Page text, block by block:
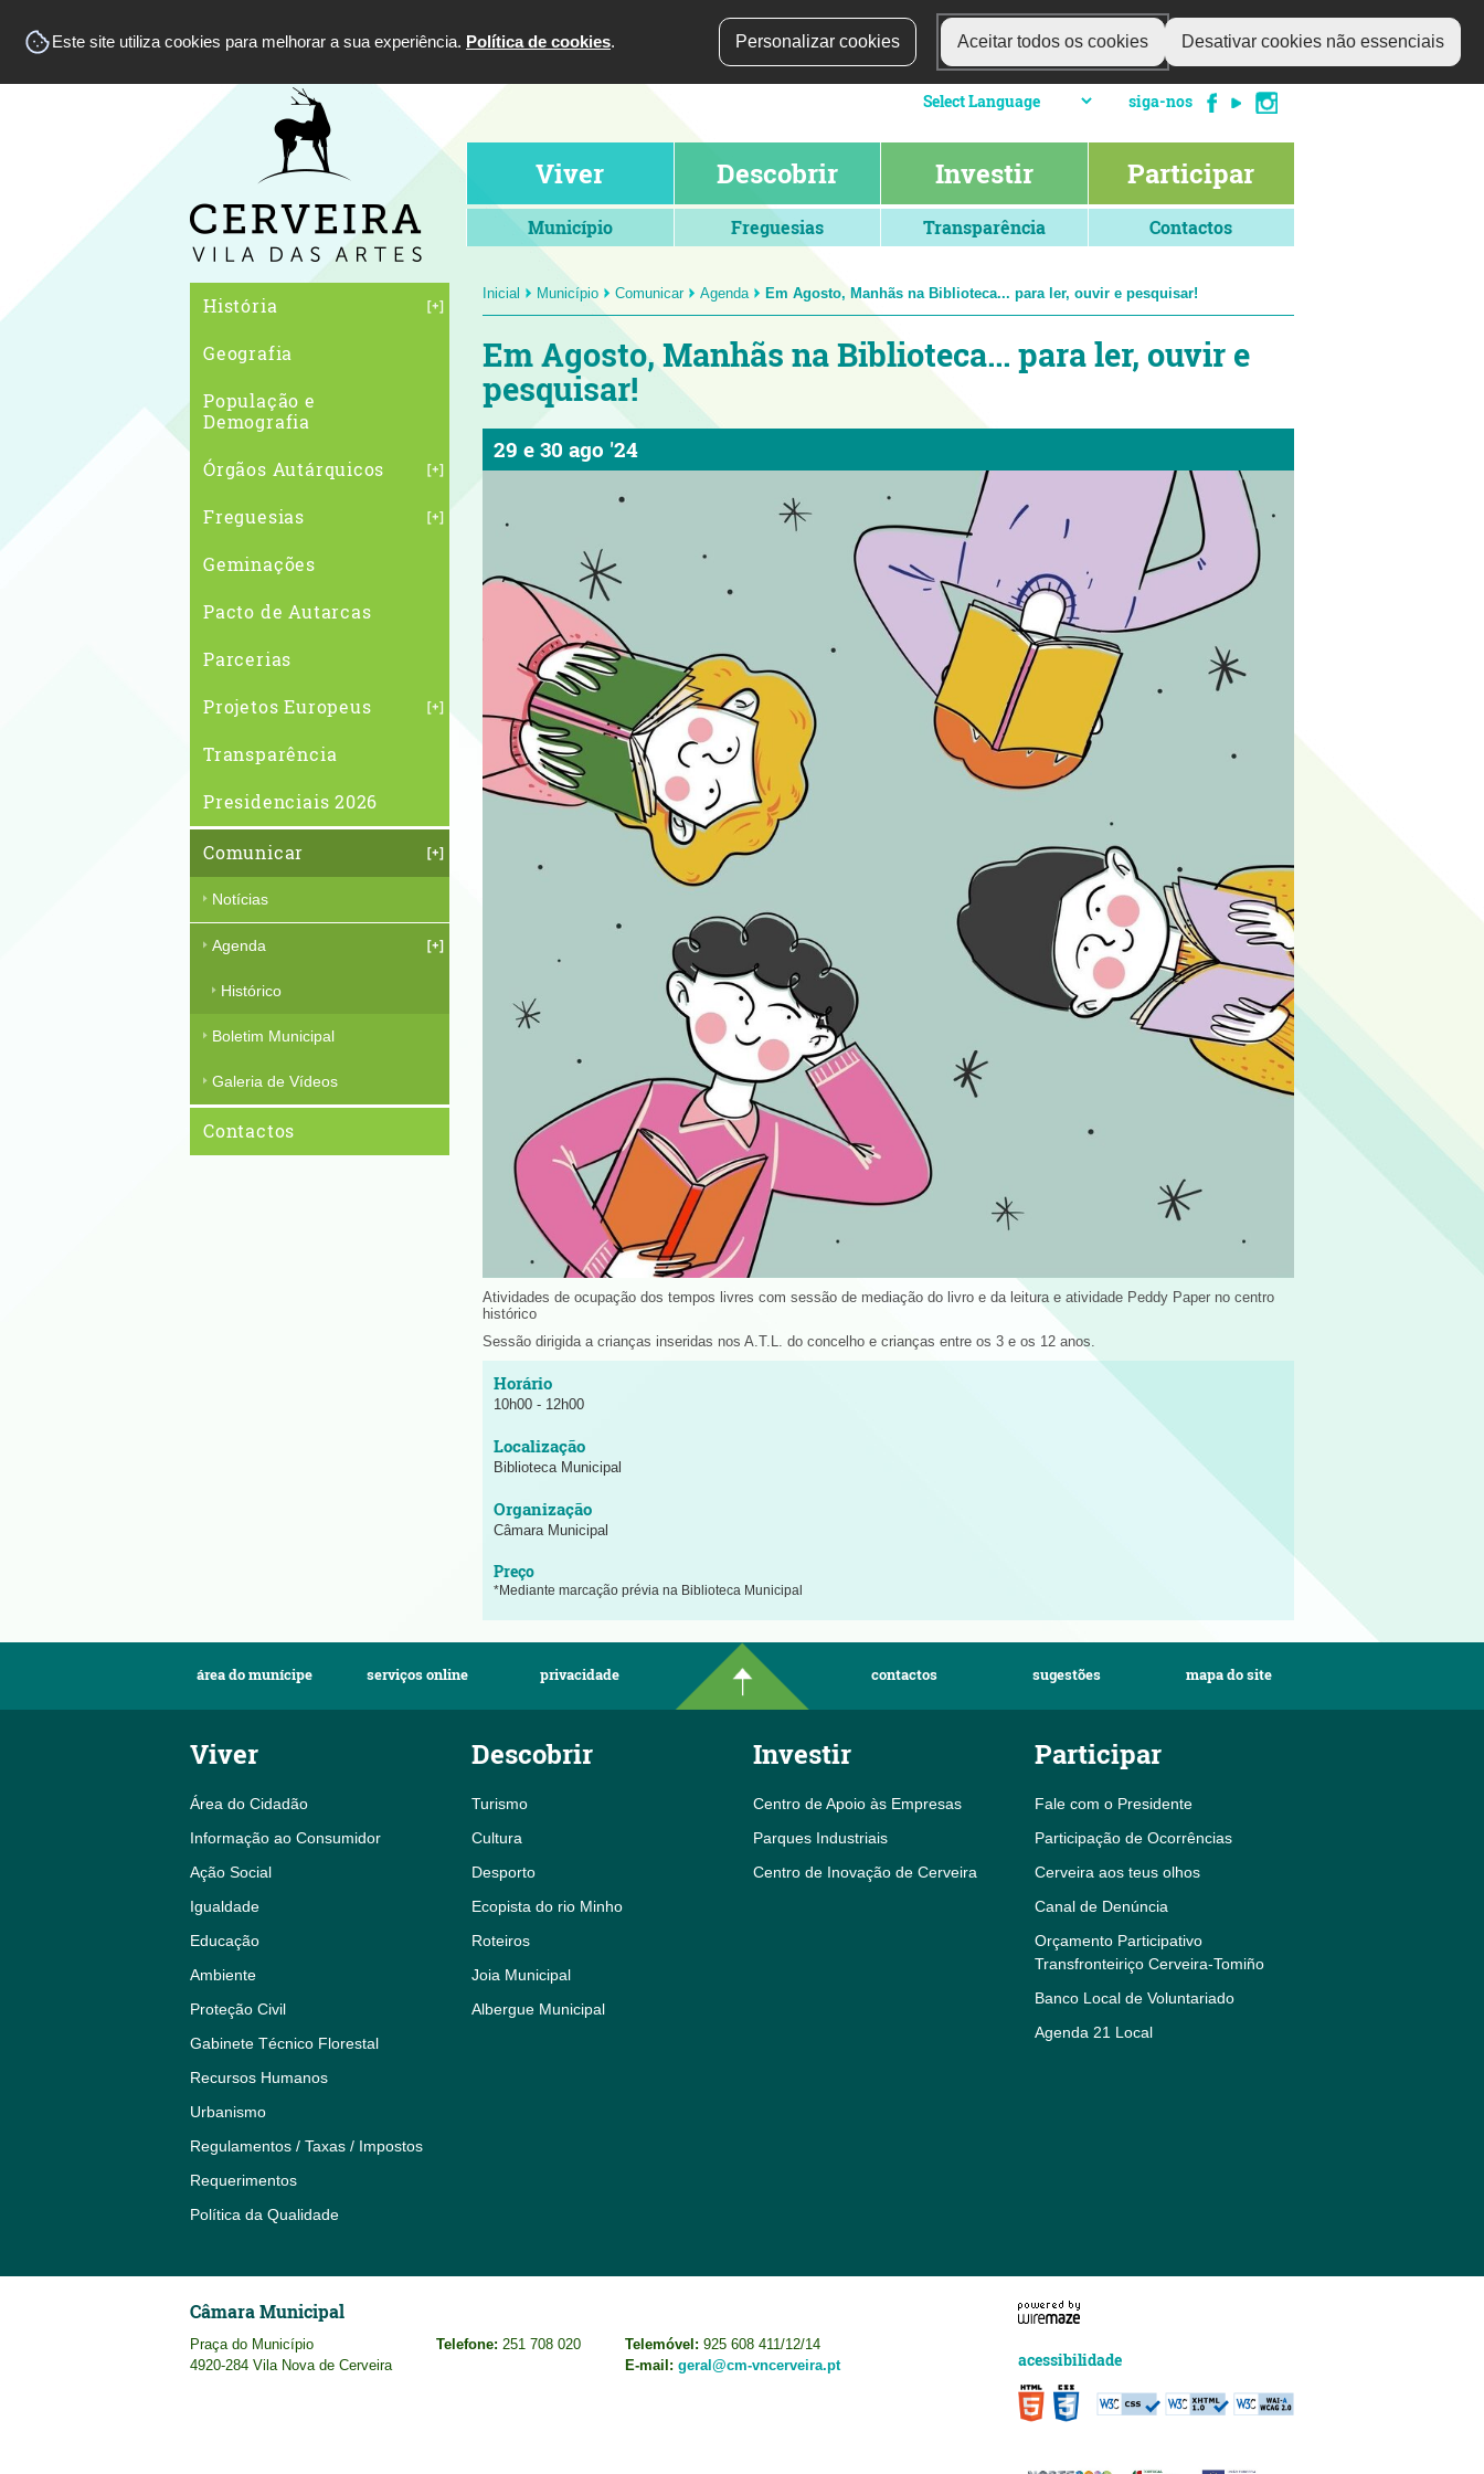
Este site utiliza cookies para melhorar a sua experiência. Política de cookies. Personalizar cookies Aceitar todos os cookies Desativar cookies não essenciais
siga-nos
Viver Descobrir Investir Participar
Município Freguesias Transparência Contactos
História
Geografia
População e
Demografia
Órgãos Autárquicos
Freguesias
Geminações
Pacto de Autarcas
Parcerias
Projetos Europeus
Transparência
Presidenciais 2026
Comunicar
Notícias
Agenda
Histórico
Boletim Municipal
Galeria de Vídeos
Contactos
Inicial Município Comunicar Agenda Em Agosto, Manhãs na Biblioteca... para ler, ouvir e pesquisar!
Em Agosto, Manhãs na Biblioteca... para ler, ouvir e
pesquisar!
29 e30 ago '24
Atividades de ocupação dos tempos livres com sessão de mediação do livro e da leitura e atividade Peddy Paper no centro
histórico
Sessão dirigida a crianças inseridas nos A.T.L. do concelho e crianças entre os 3 e os 12 anos.
10h00 - 12h00
Biblioteca Municipal
Câmara Municipal
*Mediante marcação prévia na Biblioteca Municipal
área do munícipe serviços online privacidade contactos sugestões mapa do site
Viver
Área do Cidadão
Informação ao Consumidor
Ação Social
Igualdade
Educação
Ambiente
Proteção Civil
Gabinete Técnico Florestal
Recursos Humanos
Urbanismo
Regulamentos / Taxas / Impostos
Requerimentos
Política da Qualidade
Descobrir
Turismo
Cultura
Desporto
Ecopista do rio Minho
Roteiros
Joia Municipal
Albergue Municipal
Investir
Centro de Apoio às Empresas
Parques Industriais
Centro de Inovação de Cerveira
Participar
Fale com o Presidente
Participação de Ocorrências
Cerveira aos teus olhos
Canal de Denúncia
Orçamento Participativo
Transfronteiriço Cerveira-Tomiño
Banco Local de Voluntariado
Agenda 21 Local
Câmara Municipal
Praça do Município
4920-284 Vila Nova de Cerveira
Telefone: 251 708 020 Telemóvel: 925 608 411/12/14
E-mail: geral@cm-vncerveira.pt acessibilidade